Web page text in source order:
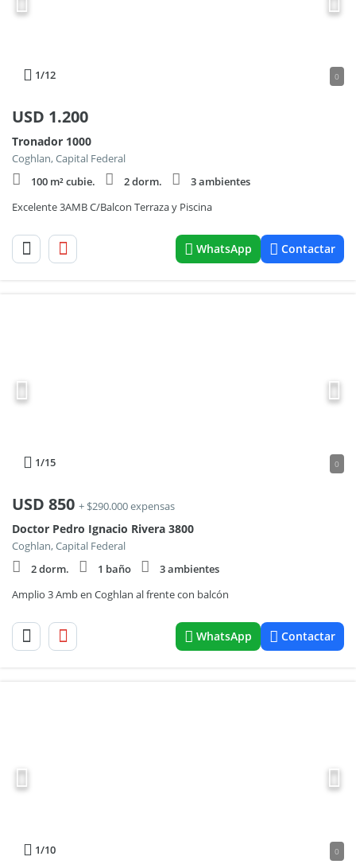
1/12 0
USD 1.200
Tronador 1000
Coghlan, Capital Federal
100 m² cubie.
2 dorm.
3 ambientes
Excelente 3AMB C/Balcon Terraza y Piscina
WhatsApp Contactar
1/15 0
USD 850 + $290.000 expensas
Doctor Pedro Ignacio Rivera 3800
Coghlan, Capital Federal
2 dorm.
1 baño
3 ambientes
Amplio 3 Amb en Coghlan al frente con balcón
WhatsApp Contactar
1/10 0